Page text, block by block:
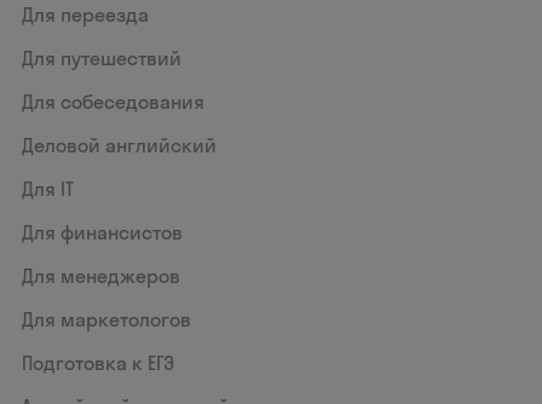
Для переезда
Для путешествий
Для собеседования
Деловой английский
Для IT
Для финансистов
Для менеджеров
Для маркетологов
Подготовка к ЕГЭ